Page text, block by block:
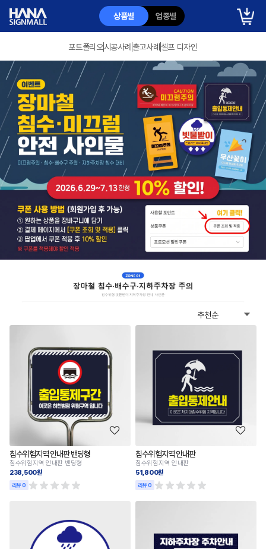
상품별 업종별
포트폴리오시공사례 출고사례 셀프 디자인
침수위험지역 안내판 밴딩형
침수위험지역 안내판 밴딩형
238,500원
리뷰 0
침수위험지역 안내판
침수위험지역 안내판
51,800원
리뷰 0